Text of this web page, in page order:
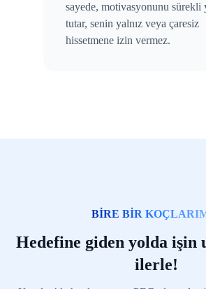
sayede, motivasyonunu sürekli
tutar, senin yalnız veya çaresiz
hissetmene izin vermez.
BİRE BİR
Hedefine giden yolda işin
ilerle!